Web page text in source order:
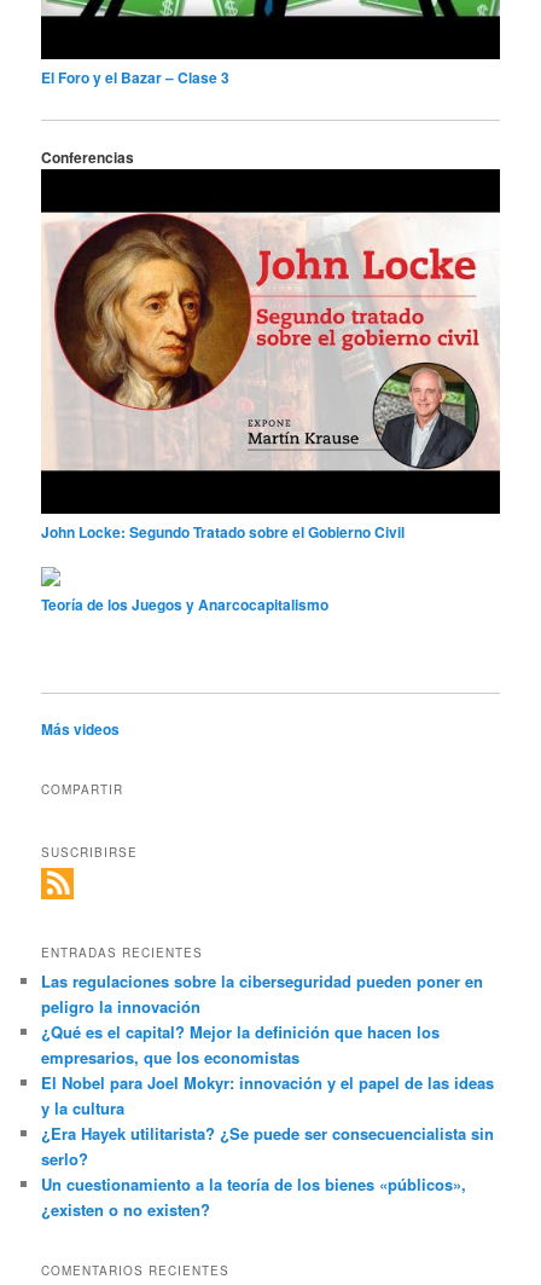
El Foro y el Bazar – Clase 3
Conferencias
John Locke: Segundo Tratado sobre el Gobierno Civil
Teoría de los Juegos y Anarcocapitalismo
Más videos
COMPARTIR
SUSCRIBIRSE
ENTRADAS RECIENTES
Las regulaciones sobre la ciberseguridad pueden poner en
peligro la innovación
¿Qué es el capital? Mejor la definición que hacen los
empresarios, que los economistas
El Nobel para Joel Mokyr: innovación y el papel de las ideas
y la cultura
¿Era Hayek utilitarista? ¿Se puede ser consecuencialista sin
serlo?
Un cuestionamiento a la teoría de los bienes «públicos»,
¿existen o no existen?
COMENTARIOS RECIENTES